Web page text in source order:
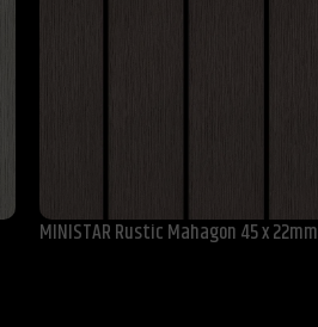
MINISTAR Rustic Mahagon 45 x 22mm